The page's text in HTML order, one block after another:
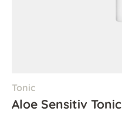
Tonic
Aloe Sensitiv Tonic